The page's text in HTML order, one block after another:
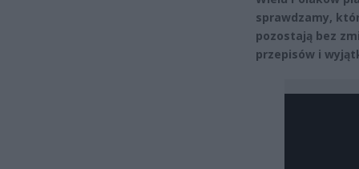
sprawdzamy,
pozostają bez
przepisów i